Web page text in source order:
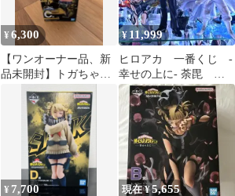
¥6,300
【ワンオーナー品、新
品未開封】トガちゃん
一番くじ 僕のヴィラン
アカデミア
¥ 11,999
ヒロアカ 一番くじ -
幸せの上に- 荼毘 ト
ガヒミコ オールフォ
ーワン 3セット
¥ 7,700 現在 ¥5,655